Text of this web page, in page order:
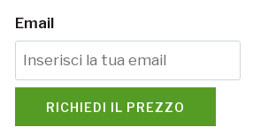
Email
RICHIEDI IL PREZZO